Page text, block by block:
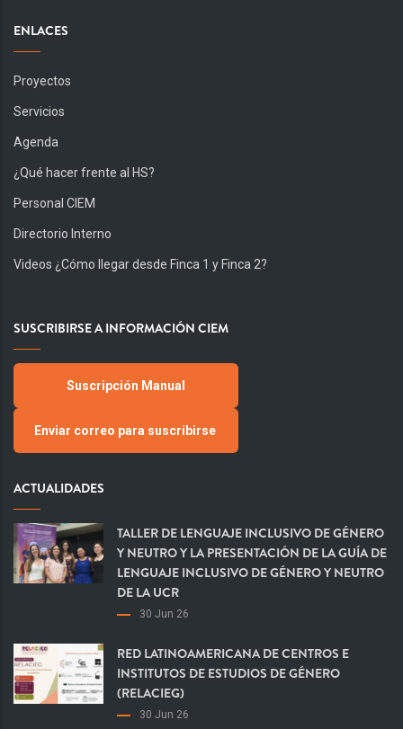
ENLACES
Proyectos
Servicios
Agenda
¿Qué hacer frente al HS?
Personal CIEM
Directorio Interno
Videos ¿Cómo llegar desde Finca 1 y Finca 2?
SUSCRIBIRSE A INFORMACIÓN CIEM
Suscripción Manual
Enviar correo para suscribirse
ACTUALIDADES
TALLER DE LENGUAJE INCLUSIVO DE GÉNERO
Y NEUTRO Y LA PRESENTACIÓN DE LA GUÍA DE
LENGUAJE INCLUSIVO DE GÉNERO Y NEUTRO
DE LA UCR
30 Jun 26
RED LATINOAMERICANA DE CENTROS E
INSTITUTOS DE ESTUDIOS DE GÉNERO
(RELACIEG)
30 Jun 26